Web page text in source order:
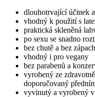
dlouhotrvající účinek
vhodný k použití s
praktická skleněná
po sexu se snadno
bez chutě a bez
vhodný i pro vegany
bez parabenů a
vyrobený ze
doporučovaný
vyvinutý a vyrobený